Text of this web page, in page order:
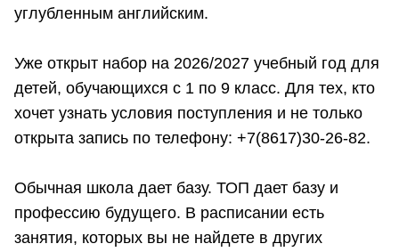
углубленным английским.
Уже открыт набор на 2026/2027 учебный год для
детей, обучающихся с 1 по 9 класс. Для тех, кто
хочет узнать условия поступления и не только
открыта запись по телефону: +7(8617)30-26-82.
Обычная школа дает базу. ТОП дает базу и
профессию будущего. В расписании есть
занятия, которых вы не найдете в других